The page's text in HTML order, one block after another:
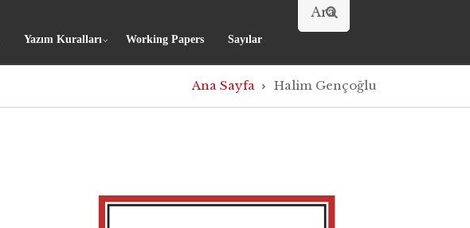
Yazım Kuralları Working Papers Sayılar
Ana Sayfa Halim Gençoğlu